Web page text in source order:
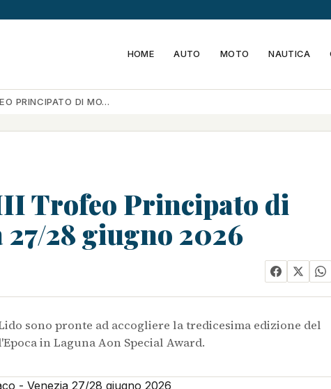
HOME AUTO MOTO NAUTICA
PRINCIPATO DI MO…
Trofeo Principato di
27/28 giugno 2026
sono pronte ad accogliere la tredicesima edizione del
in Laguna Aon Special Award.